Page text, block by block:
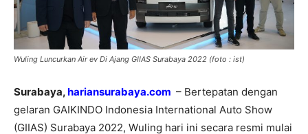
Wuling Luncurkan Air ev Di Ajang GIIAS Surabaya 2022 (foto : ist)
Surabaya,hariansurabaya.com – Bertepatan dengan
gelaran GAIKINDO Indonesia International Auto Show
(GIIAS) Surabaya 2022, Wuling hari ini secara resmi mulai